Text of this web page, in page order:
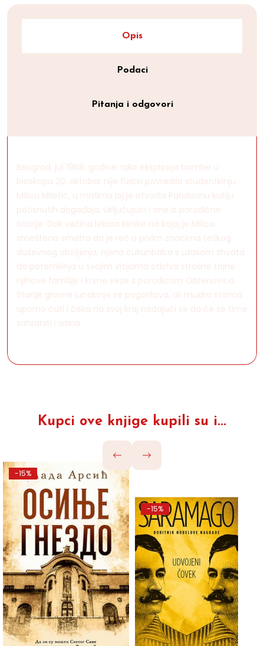
Opis
Podaci
Pitanja i odgovori
Beograd, jul 1968. godine. Iako eksplozija bombe u
bioskopu 20. oktobar nije fizički povredila studentkinju
Milicu Miletić, u mislima joj je otvorila Pandorinu kutiju
potisnutih događaja, uključujući i one iz porodične
istorije. Dok većina lekara klinike na kojoj je Milica
smeštena smatra da je reč o prvim znacima teškog
duševnog oboljenja, njena čukunbaba s užasom shvata
da potomkinja u svojim vizijama otkriva strašne tajne
njihove familije i krvne veze s porodicom Obrenovića.
Stanje glavne junakinje se pogoršava, ali mudra starica
uporno ćuti i čeka na svoj kraj nadajući se da će se time
sahraniti i istina.
Kupci ove knjige kupili su i...
-15%
-15%